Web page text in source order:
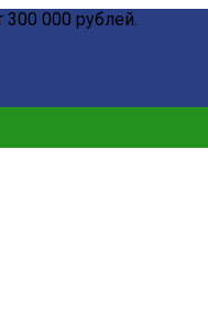
300 000 рублей.